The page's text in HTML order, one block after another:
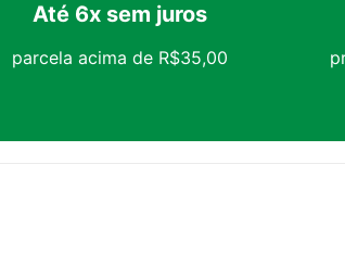
Até 6x sem juros
parcela acima de R$35,00